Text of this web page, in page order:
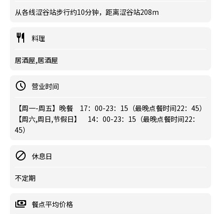
从各线涩谷站步行约10分钟，距离涩谷站208m
料理
居酒屋,居酒屋
营业时间
【周一-周五】晚餐 17：00-23：15（最晚点餐时间22：45）
【周六,周日,节假日】 14：00-23：15（最晚点餐时间22：
45）
休息日
不定期
餐点平均价格